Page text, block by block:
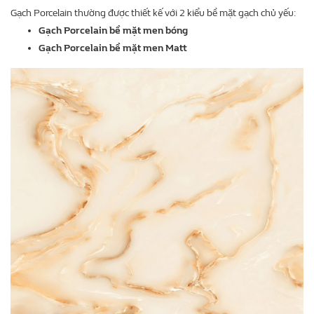
Gạch Porcelain thường được thiết kế với 2 kiểu bề mặt gạch chủ yếu:
Gạch Porcelain bề mặt men bóng
Gạch Porcelain bề mặt men Matt